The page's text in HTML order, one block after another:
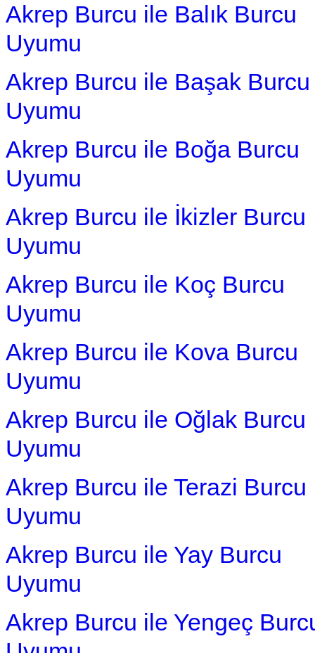
Akrep Burcu ile Balık Burcu
Uyumu
Akrep Burcu ile Başak Burcu
Uyumu
Akrep Burcu ile Boğa Burcu
Uyumu
Akrep Burcu ile İkizler Burcu
Uyumu
Akrep Burcu ile Koç Burcu
Uyumu
Akrep Burcu ile Kova Burcu
Uyumu
Akrep Burcu ile Oğlak Burcu
Uyumu
Akrep Burcu ile Terazi Burcu
Uyumu
Akrep Burcu ile Yay Burcu
Uyumu
Akrep Burcu ile Yengeç